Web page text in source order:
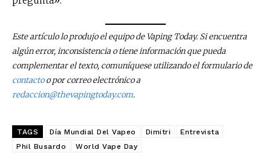
No te pierdas de las
últimas noticias
Este artículo lo produjo el equipo de Vaping Today. Si encuentra
algún error, inconsistencia o tiene información que pueda
complementar el texto, comuníquese utilizando el formulario de
contactoo por correo electrónico a
redaccion@thevapingtoday.com.
TAGS Día Mundial Del Vapeo Dimitri
Entrevista
Phil Busardo
World Vape Day